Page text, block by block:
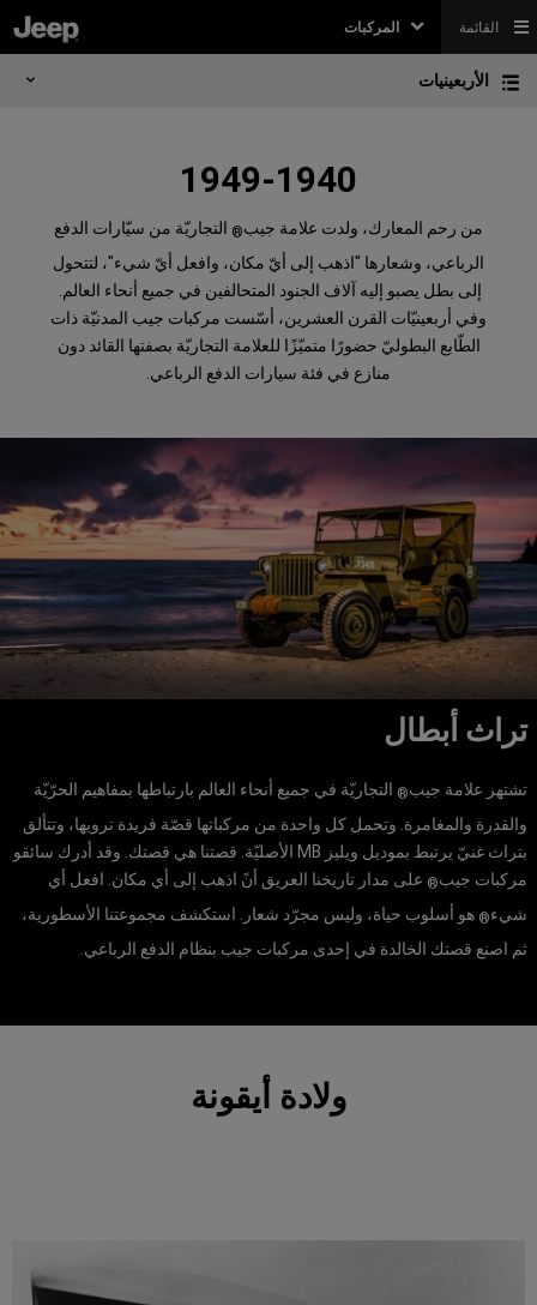
المركبات القائمة
الأربعينيات
1949-1940
من رحم المعارك، ولدت علامة جيب® التجاريّة من سيّارات الدفع
الرباعي، وشعارها "اذهب إلى أيّ مكان، وافعل أيّ شيء"، لتتحول
إلى بطل يصبو إليه آلاف الجنود المتحالفين في جميع أنحاء العالم. ‏
وفي أربعينيّات القرن العشرين، أسّست مركبات جيب المدنيّة ذات
الطّابع البطوليّ حضورًا متميّزًا للعلامة التجاريّة بصفتها القائد دون
منازع في فئة سيارات الدفع الرباعي.
تراث أبطال
تشتهر علامة جيب® التجاريّة في جميع أنحاء العالم بارتباطها بمفاهيم الحرّيّة
والقدرة والمغامرة. وتحمل كل واحدة من مركباتها قصّة فريدة ترويها، وتتألق
بتراث غنيّ يرتبط بموديل ويليز MB الأصليّة. قصتنا هي قصتك. وقد أدرك سائقو
مركبات جيب® على مدار تاريخنا العريق أنً اذهب إلى أي مكان. افعل أي
شيء® هو أسلوب حياة، وليس مجرّد شعار. استكشف مجموعتنا الأسطورية،
ثم اصنع قصتك الخالدة في إحدى مركبات جيب بنظام الدفع الرباعي.
ولادة أيقونة